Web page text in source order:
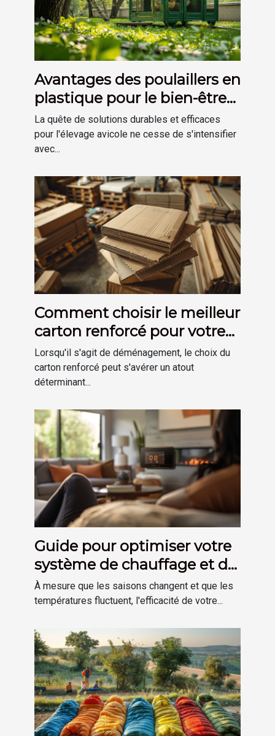
Avantages des poulaillers en
plastique pour le bien-être
des poules
La quête de solutions durables et efficaces
pour l'élevage avicole ne cesse de s'intensifier
avec...
Comment choisir le meilleur
carton renforcé pour votre
déménagement
Lorsqu'il s'agit de déménagement, le choix du
carton renforcé peut s'avérer un atout
déterminant...
Guide pour optimiser votre
système de chauffage et de
plomberie à domicile
À mesure que les saisons changent et que les
températures fluctuent, l'efficacité de votre...